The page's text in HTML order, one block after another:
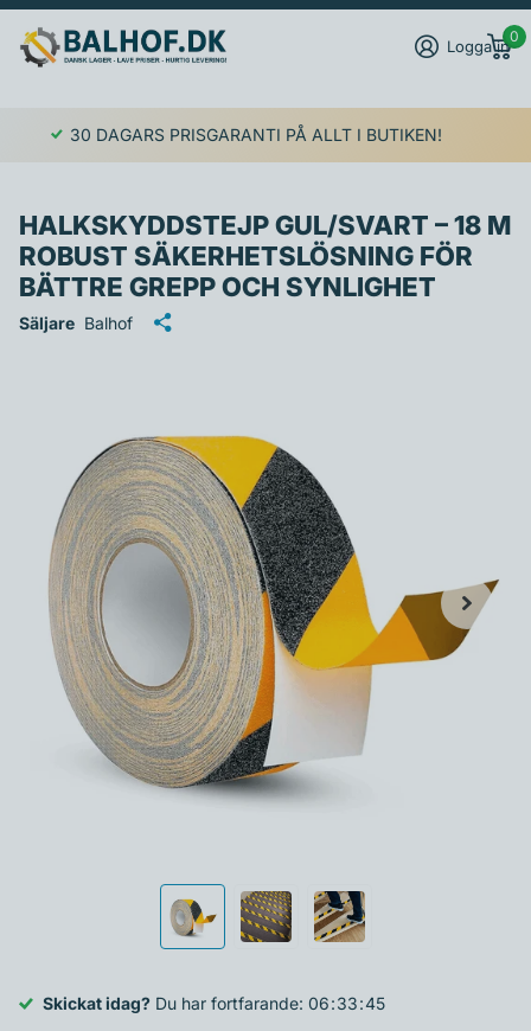
Logga in
0
30 DAGARS PRISGARANTI PÅ ALLT I BUTIKEN!
HALKSKYDDSTEJP GUL/SVART – 18 M
ROBUST SÄKERHETSLÖSNING FÖR
BÄTTRE GREPP OCH SYNLIGHET
Säljare Balhof
Skickat idag? Du har fortfarande: 06 33 44